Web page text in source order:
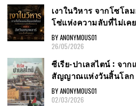
เงาในวิหาร จากโซโล
โซ่แห่งความลับที่ไม่เค
BY ANONYMOUS01
26/05/2026
ซีเรีย​-ปาเลสไตน์​ : จา
สัญญาณ​แห่งวันสิ้นโลก​
BY ANONYMOUS01
02/03/2026